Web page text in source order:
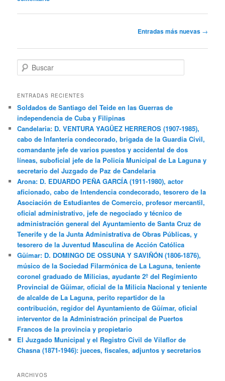
entradas
Entradas más nuevas →
u
c
r
ENTRADAS RECIENTES
Soldados de Santiago del Teide en las Guerras de
independencia de Cuba y Filipinas
Candelaria: D. VENTURA YAGÜEZ HERREROS (1907-1985),
cabo de Infantería condecorado, brigada de la Guardia Civil,
comandante jefe de varios puestos y accidental de dos
líneas, suboficial jefe de la Policía Municipal de La Laguna y
secretario del Juzgado de Paz de Candelaria
Arona: D. EDUARDO PEÑA GARCÍA (1911-1980), actor
aficionado, cabo de Intendencia condecorado, tesorero de la
Asociación de Estudiantes de Comercio, profesor mercantil,
oficial administrativo, jefe de negociado y técnico de
administración general del Ayuntamiento de Santa Cruz de
Tenerife y de la Junta Administrativa de Obras Públicas, y
tesorero de la Juventud Masculina de Acción Católica
Güímar: D. DOMINGO DE OSSUNA Y SAVIÑÓN (1806-1876),
músico de la Sociedad Filarmónica de La Laguna, teniente
coronel graduado de Milicias, ayudante 2º del Regimiento
Provincial de Güímar, oficial de la Milicia Nacional y teniente
de alcalde de La Laguna, perito repartidor de la
contribución, regidor del Ayuntamiento de Güímar, oficial
interventor de la Administración principal de Puertos
Francos de la provincia y propietario
El Juzgado Municipal y el Registro Civil de Vilaflor de
Chasna (1871-1946): jueces, fiscales, adjuntos y secretarios
ARCHIVOS